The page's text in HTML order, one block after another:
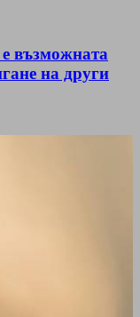
възможната
на други